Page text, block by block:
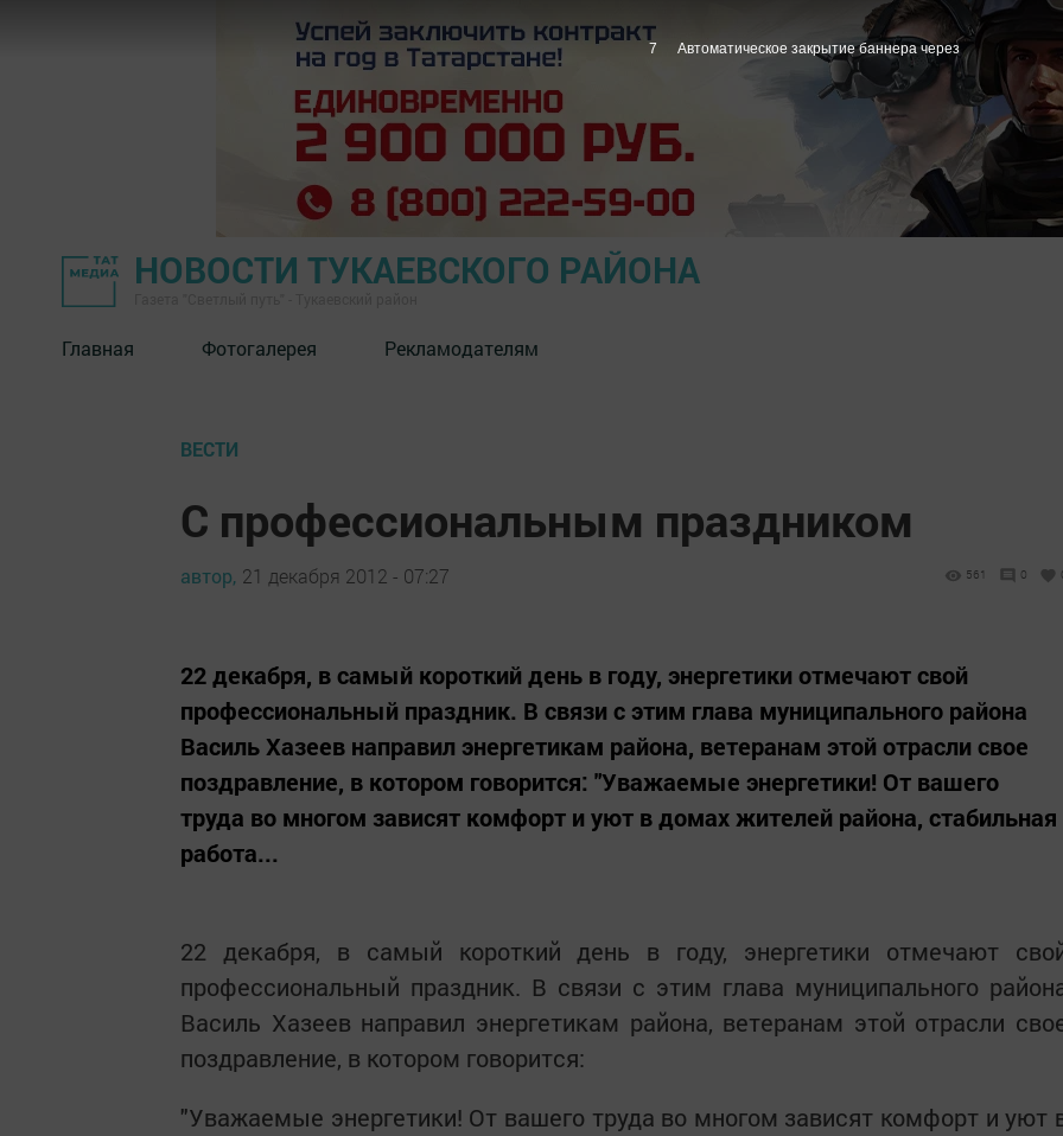
НОВОСТИ ТУКАЕВСКОГО РАЙОНА
Главная Фотогалерея Рекламодателям
ВЕСТИ
С профессиональным праздником
автор, 21 декабря 2012 - 07:27 561 0
22 декабря, в самый короткий день в году, энергетики отмечают свой
профессиональный праздник. В связи с этим глава муниципального района
Василь Хазеев направил энергетикам района, ветеранам этой отрасли свое
поздравление, в котором говорится: "Уважаемые энергетики! От вашего
труда во многом зависят комфорт и уют в домах жителей района, стабильная
работа...
22 декабря, в самый короткий день в году, энергетики отмечают
профессиональный праздник. В связи с этим глава муниципального
Василь Хазеев направил энергетикам района, ветеранам этой отрасли
поздравление, в котором говорится:
"Уважаемые энергетики! От вашего труда во многом зависят комфорт и уют
6 Автоматическое закрытие баннера через